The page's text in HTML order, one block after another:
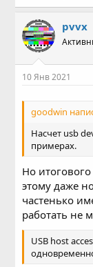
pvvx
10 Янв 2021
goodwin
Насчет usb
примерах.
Но
этому даже
частенько
работать не
USB host